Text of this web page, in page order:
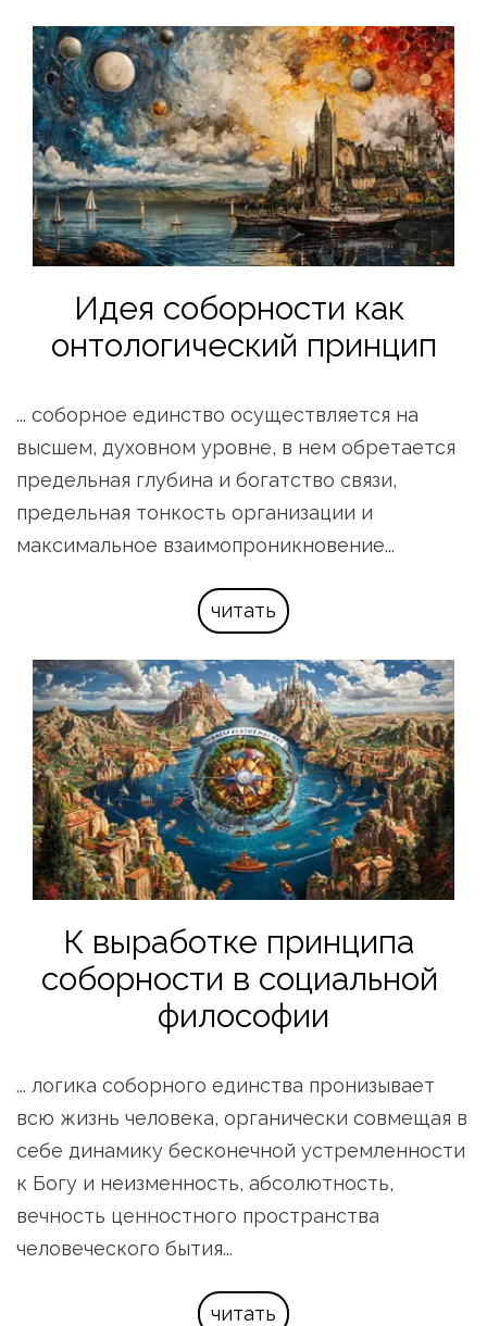
Идея соборности как
онтологический принцип
... соборное единство осуществляется на
высшем, духовном уровне, в нем обретается
предельная глубина и богатство связи,
предельная тонкость организации и
максимальное взаимопроникновение...
читать
К выработке принципа
соборности в социальной
философии
... логика соборного единства пронизывает
всю жизнь человека, органически совмещая в
себе динамику бесконечной устремленности
к Богу и неизменность, абсолютность,
вечность ценностного пространства
человеческого бытия...
читать